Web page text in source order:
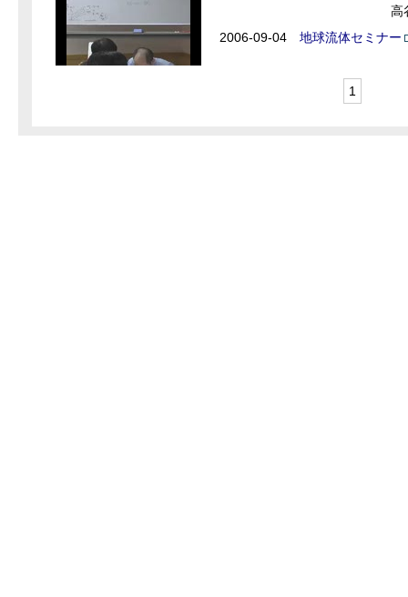
高
2006-09-04
地球流体セミナー
1